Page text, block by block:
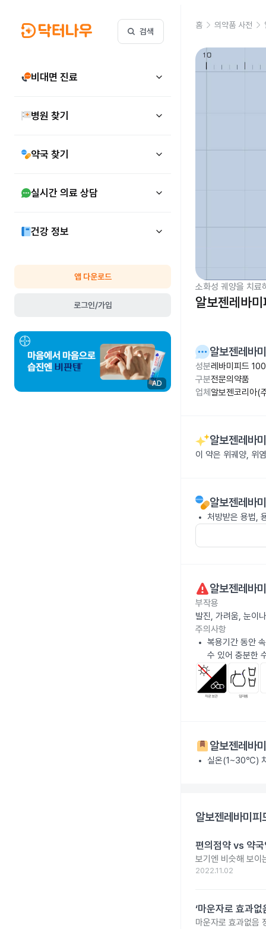
검색
비대면 진료
병원 찾기
약국 찾기
실시간 의료 상담
건강 정보
앱 다운로드
로그인/가입
AD
홈 의약품 사전
소화성 궤양을 치료
알보젠레바
알보젠레바
성분레바미피드
구분전문의약품
업체 알보젠코리아(
알보젠레바
이 약은 위궤양, 위
알보젠레바
처방받은 용법,
알보젠레바
부작용
발진, 가려움, 눈이
주의사항
복용기간 동안
수 있어 충분한
알보젠레바
실온(1~30℃)
알보젠레바미
편의점약 vs 약
보기엔 비슷해 보이
2022.11.02
‘마운자로 효과
마운자로 효과없음